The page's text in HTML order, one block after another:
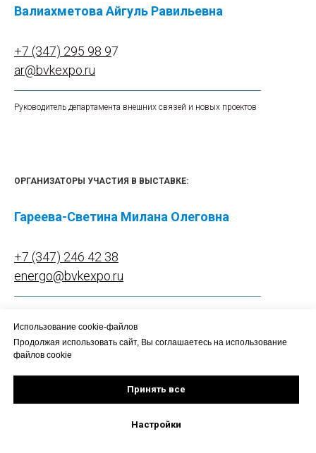
Использование cookie-файлов
Продолжая использовать сайт, Вы соглашаетесь на использование
файлов cookie
Принять все
Настройки
Валиахметова Айгуль Равильевна
+7 (347) 295 98 97
ar@bvkexpo.ru
Руководитель департамента внешних связей и новых проектов
ОРГАНИЗАТОРЫ УЧАСТИЯ В ВЫСТАВКЕ:
Гареева-Светина Милана Олеговна
+7 (347) 246 42 38
energo@bvkexpo.ru
Безрукова Екатерина Сергеевна